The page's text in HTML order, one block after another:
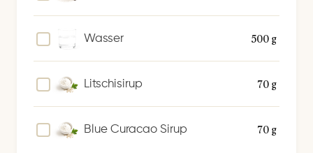
n
500 g
Wasser
70 g
Litschisirup
70 g
Blue Curacao Sirup